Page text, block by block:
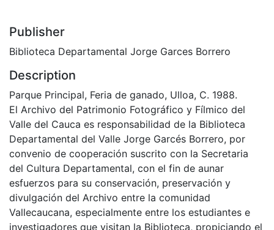
Publisher
Biblioteca Departamental Jorge Garces Borrero
Description
Parque Principal, Feria de ganado, Ulloa, C. 1988.
El Archivo del Patrimonio Fotográfico y Fílmico del
Valle del Cauca es responsabilidad de la Biblioteca
Departamental del Valle Jorge Garcés Borrero, por
convenio de cooperación suscrito con la Secretaria
del Cultura Departamental, con el fin de aunar
esfuerzos para su conservación, preservación y
divulgación del Archivo entre la comunidad
Vallecaucana, especialmente entre los estudiantes e
investigadores que visitan la Biblioteca, propiciando el